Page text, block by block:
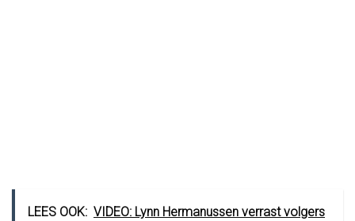
LEES OOK: VIDEO: Lynn Hermanussen verrast volgers